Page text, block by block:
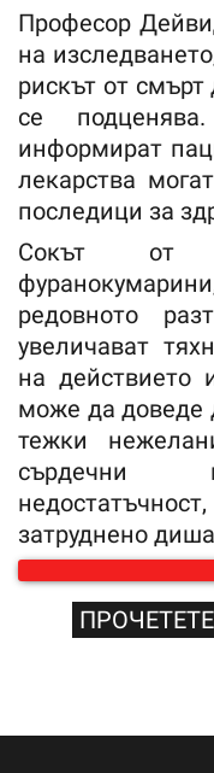
Професор
на
рискът от
се
информират
лекарства
последици за
Сокът от
редовното
увеличават
на действието
може да доведе
тежки
сърдечни
затруднено